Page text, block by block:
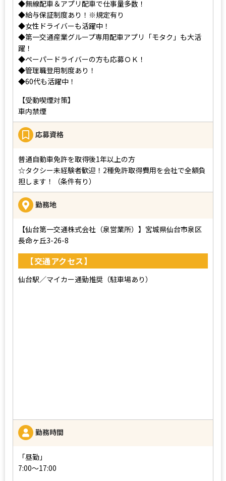
◆無線配車＆アプリ配車で仕事量多数！
◆給与保証制度あり！※規定有り
◆女性ドライバーも活躍中！
◆第一交通産業グループ専用配車アプリ「モタク」も大活
躍！
◆ペーパードライバーの方も応募ＯＫ！
◆管理職登用制度あり！
◆60代も活躍中！
【受動喫煙対策】
車内禁煙
応募資格
普通自動車免許を取得後1年以上の方
☆タクシー未経験者歓迎！2種免許取得費用を会社で全額負
担します！（条件有り）
勤務地
【仙台第一交通株式会社（泉営業所）】宮城県仙台市泉区
長命ヶ丘3-26-8
【交通アクセス】
仙台駅／マイカー通勤推奨（駐車場あり）
勤務時間
「昼勤」
7:00～17:00